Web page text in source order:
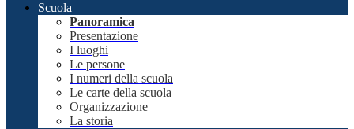
Scuola
Panoramica
Presentazione
I luoghi
Le persone
I numeri della scuola
Le carte della scuola
Organizzazione
La storia